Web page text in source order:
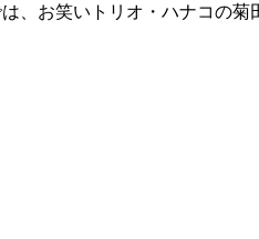
、お笑いトリオ・ハナコの